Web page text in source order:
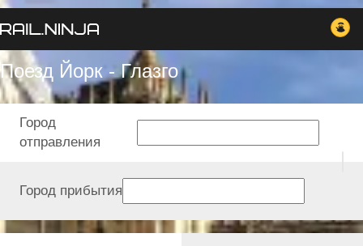
Поезд Йорк - Глазго
Город
отправления
Город прибытия